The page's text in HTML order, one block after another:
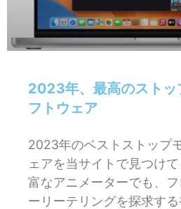
2023年、最高のストッ
フトウェア
2023年のベストストップ
ェアを当サイトで見つけ
富なアニメーターでも、
ーリーテリングを探求す